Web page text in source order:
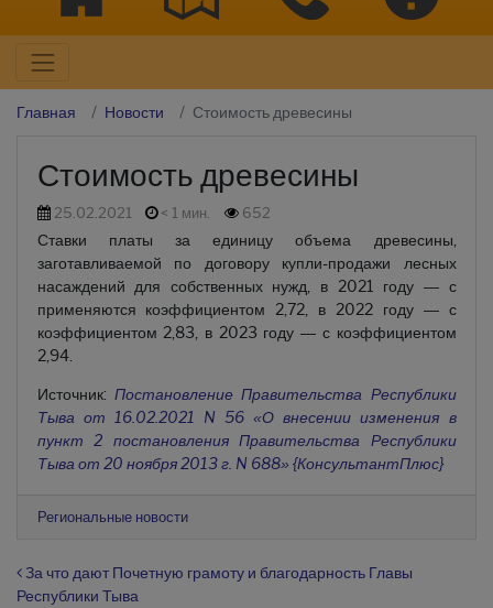
Главная Новости Стоимость древесины
Стоимость древесины
25.02.2021 < 1 мин.
652
Ставки платы за единицу объема древесины,
заготавливаемой по договору купли-продажи лесных
насаждений для собственных нужд, в 2021 году — с
применяются коэффициентом 2,72, в 2022 году — с
коэффициентом 2,83, в 2023 году — с коэффициентом
2,94.
Источник: Постановление Правительства Республики
Тыва от 16.02.2021 N 56 «О внесении изменения в
пункт 2 постановления Правительства Республики
Тыва от 20 ноября 2013 г. N 688» {КонсультантПлюс}
Региональные новости
Навигация по записям
За что дают Почетную грамоту и благодарность Главы
Республики Тыва